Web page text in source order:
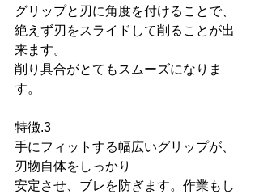
グリップと刃に角度を付けることで、
絶えず刃をスライドして削ることが出
来ます。
削り具合がとてもスムーズになりま
す。
特徴.3
手にフィットする幅広いグリップが、
刃物自体をしっかり
安定させ、ブレを防ぎます。作業もし